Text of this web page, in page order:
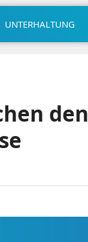
UNTERHALTUNG
den